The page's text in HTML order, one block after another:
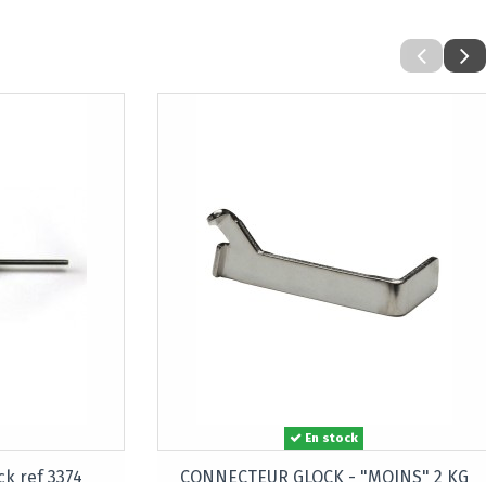
ref 3374
En stock
CONNECTEUR GLOCK - "MOINS" 2 KG